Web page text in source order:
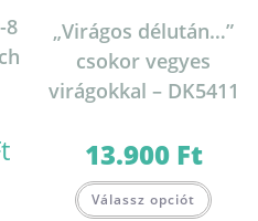
8
Current
price
17.000 Ft.
„Virágos délután…”
csokor vegyes
virágokkal – DK5411
13.900 Ft
Válassz opciót